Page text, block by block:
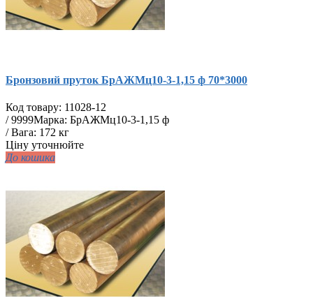
Бронзовий пруток БрАЖМц10-3-1,15 ф 70*3000
Код товару: 11028-12
/9999Марка: БрАЖМц10-3-1,15 ф
/ Вага: 172 кг
Ціну уточнюйте
До кошика